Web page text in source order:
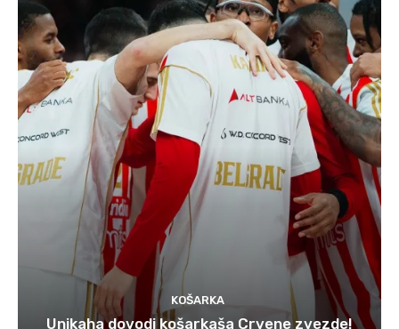
KOŠARKA
Unikaha dovodi košarkaša Crvene zvezde!